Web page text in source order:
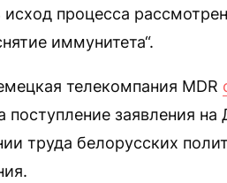
исход процесса
иммунитета“.
телекомпания MDR
поступление заявления
труда белорусских